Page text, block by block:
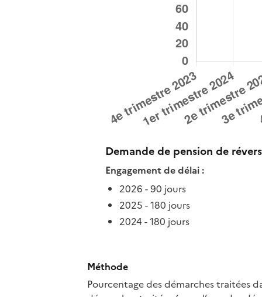
Demande de pension de
Engagement de délai :
2026 - 90 jours
2025 - 180 jours
2024 - 180 jours
Méthode
Pourcentage des démarches traitées